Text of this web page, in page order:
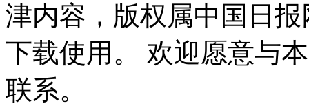
津内容，版权属中国日
下载使用。 欢迎愿意与
联系。